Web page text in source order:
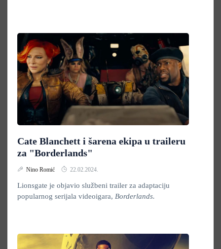
Cate Blanchett i šarena ekipa u traileru
za "Borderlands"
Nino Romić 22.02.2024.
Lionsgate je objavio službeni trailer za adaptaciju
popularnog serijala videoigara, Borderlands.